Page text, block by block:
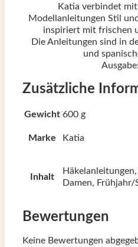
Katia verbindet
Modellanleitungen Stil
inspiriert mit frischen
Die Anleitungen sind in
und
Zusätzliche
Gewicht 600 g
Marke Katia
Inhalt
Damen, Frühjahr/
Bewertungen
Keine Bewertungen